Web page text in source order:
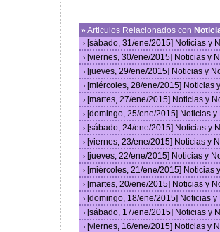
» Articulos Relacionados con
› [sábado, 31/ene/2015] Noticias y
› [viernes, 30/ene/2015] Noticias y
› [jueves, 29/ene/2015] Noticias y
› [miércoles, 28/ene/2015]
› [martes, 27/ene/2015] Noticias y
› [domingo, 25/ene/2015] Noticias
› [sábado, 24/ene/2015] Noticias y
› [viernes, 23/ene/2015] Noticias y
› [jueves, 22/ene/2015] Noticias y
› [miércoles, 21/ene/2015]
› [martes, 20/ene/2015] Noticias y
› [domingo, 18/ene/2015] Noticias
› [sábado, 17/ene/2015] Noticias y
› [viernes, 16/ene/2015] Noticias y